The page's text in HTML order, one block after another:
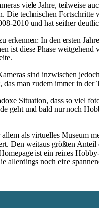
viele Jahre, teilweise
Die technischen Fortschritte
2010 und hat seither
erkennen: In den ersten
ist diese Phase
sind inzwischen
man zudem immer in der
Situation, dass so viel
geht und bald nur noch
als virtuelles Museum
Den weitaus größten
ist ein reines
allerdings noch eine